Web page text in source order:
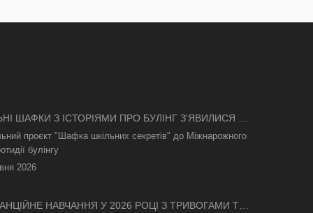
ШАФКИ З ІСТОРІЯМИ ПРО БУЛІНГ З'ЯВИЛИСЯ В
проєкт "Шафка шкільних секретів" до Міжнарожного
булінгу
2026
НАВЧАННЯ У 2026 РОЦІ З ТРИВОГАМИ ТА